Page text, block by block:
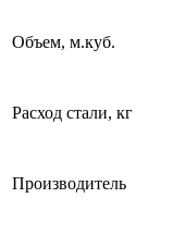
Объем, м.куб.
Расход стали, кг
Производитель